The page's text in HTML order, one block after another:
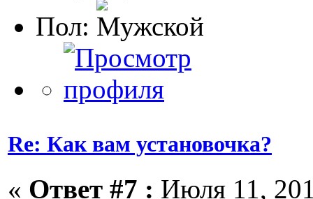
Пол:
Re: Как вам установочка?
« Ответ #7 : Июля 11,